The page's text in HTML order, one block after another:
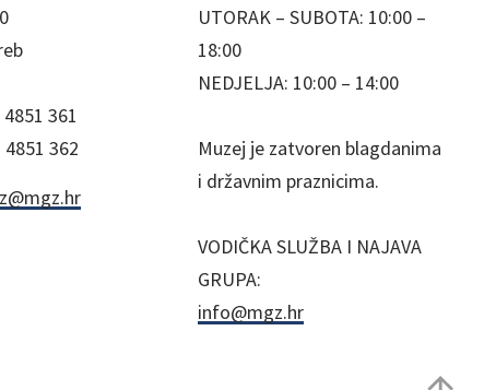
361
4851 362
UTORAK – SUBOTA: 10:00 –
18:00
NEDJELJA: 10:00 – 14:00
Muzej je zatvoren blagdanima
i državnim praznicima.
VODIČKA SLUŽBA I NAJAVA
GRUPA:
info@mgz.hr